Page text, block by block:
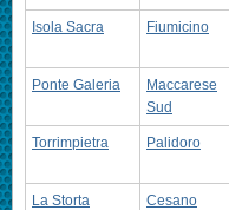
Isola Sacra Fiumicino
Ponte Galeria
Maccarese
Sud
Torrimpietra Palidoro
La Storta Cesano